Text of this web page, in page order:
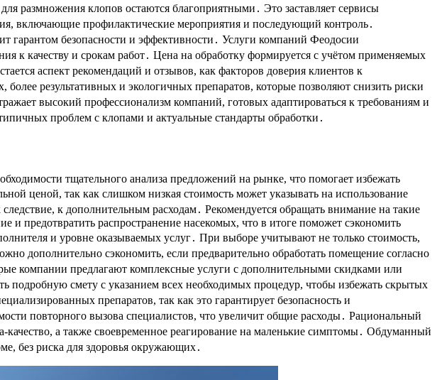
размножения клопов остаются благоприятными․ Это заставляет сервисы
включающие профилактические мероприятия и последующий контроль․
гарантом безопасности и эффективности․ Услуги компаний Феодосии
к качеству и срокам работ․ Цена на обработку формируется с учётом применяемых
аспект рекомендаций и отзывов, как факторов доверия клиентов к
результативных и экологичных препаратов, которые позволяют снизить риски
высокий профессионализм компаний, готовых адаптироваться к требованиям и
проблем с клопами и актуальные стандарты обработки․
тщательного анализа предложений на рынке, что помогает избежать
ценой, так как слишком низкая стоимость может указывать на использование
к дополнительным расходам․ Рекомендуется обращать внимание на такие
и предотвратить распространение насекомых, что в итоге поможет сэкономить
и уровне оказываемых услуг․ При выборе учитывают не только стоимость,
дополнительно сэкономить, если предварительно обработать помещение согласно
компании предлагают комплексные услуги с дополнительными скидками или
подробную смету с указанием всех необходимых процедур, чтобы избежать скрытых
препаратов, так как это гарантирует безопасность и
повторного вызова специалистов, что увеличит общие расходы․ Рациональный
а также своевременное реагирование на маленькие симптомы․ Обдуманный
без риска для здоровья окружающих․